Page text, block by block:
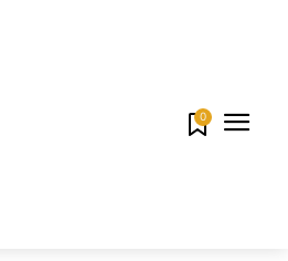
0